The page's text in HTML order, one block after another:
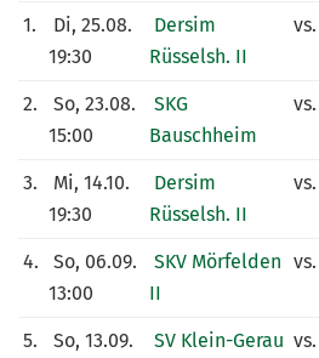
1.
Di, 25.08.
19:30
Dersim
Rüsselsh. II
vs.
2.
So, 23.08.
15:00
SKG
Bauschheim
vs.
3.
Mi, 14.10.
19:30
Dersim
Rüsselsh. II
vs.
4.
So, 06.09.
13:00
SKV Mörfelden
II
vs.
5.
So, 13.09.
SV Klein-Gerau vs.